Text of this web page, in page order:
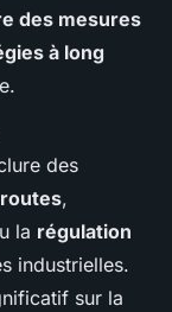
des mesures
à long
des
,
la régulation
industrielles.
sur la